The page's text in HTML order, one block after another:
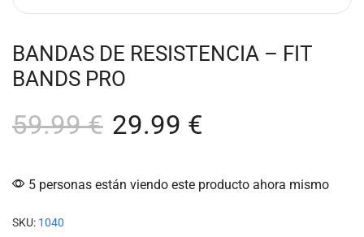
BANDAS DE RESISTENCIA – FIT
BANDS PRO
59.99€ 29.99 €
5 personas están viendo este producto ahora mismo
SKU: 1040